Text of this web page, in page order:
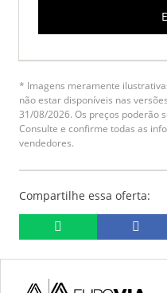
* Imagens meramente
não estar disponíveis nas
31/08/2026. Os preços poderão
Consulte e confirme todas as
vendedores.
Compartilhe essa oferta: